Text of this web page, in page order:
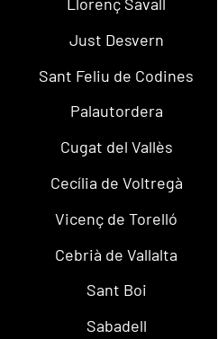
Just Desvern
Sant Feliu de Codines
Palautordera
Cugat del Vallès
Cecília de Voltregà
Vicenç de Torelló
Cebrià de Vallalta
Sant Boi
Sabadell